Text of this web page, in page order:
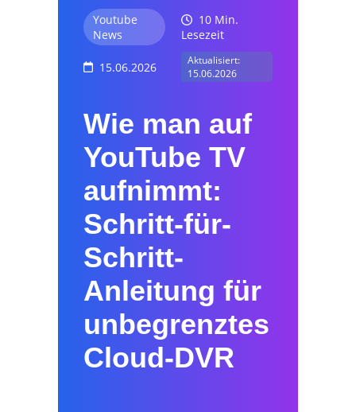
Youtube
News
10 Min.
Lesezeit
15.06.2026
Aktualisiert:
15.06.2026
Wie man auf
YouTube TV
aufnimmt:
Schritt-für-
Schritt-
Anleitung für
unbegrenztes
Cloud-DVR